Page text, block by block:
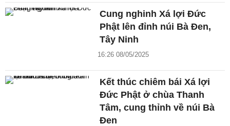
Cung nghinh Xá lợi Đức
Phật lên đỉnh núi Bà Đen,
Tây Ninh
16:26 08/05/2025
Kết thúc chiêm bái Xá lợi
Đức Phật ở chùa Thanh
Tâm, cung thỉnh về núi Bà
Đen